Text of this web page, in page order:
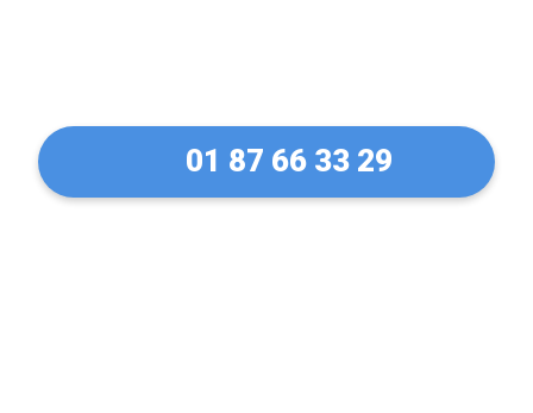
01 87 66 33 29